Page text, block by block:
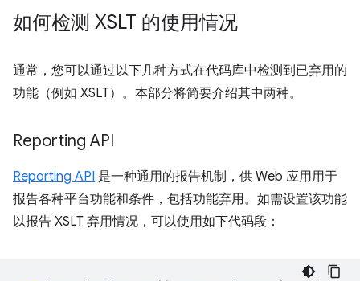
如何检测 XSLT 的使用情况
通常，您可以通过以下几种方式在代码库中检测到已弃用的
功能（例如 XSLT）。本部分将简要介绍其中两种。
Reporting API
Reporting API 是一种通用的报告机制，供 Web 应用用于
报告各种平台功能和条件，包括功能弃用。如需设置该功能
以报告 XSLT 弃用情况，可以使用如下代码段：